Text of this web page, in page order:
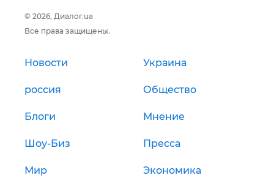
© 2026, Диалог.ua
Все права защищены.
Новости Украина
россия Общество
Блоги Мнение
Шоу-Биз Пресса
Мир Экономика